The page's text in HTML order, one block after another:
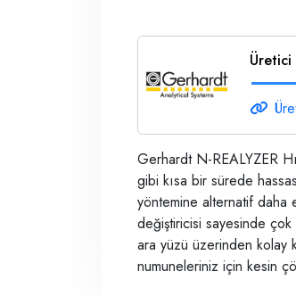
Üretici
Gerhardt N-REALYZER
gibi kısa bir sürede
yöntemine alternatif daha
değiştiricisi sayesinde çok
ara yüzü üzerinden kolay
numuneleriniz için kesin